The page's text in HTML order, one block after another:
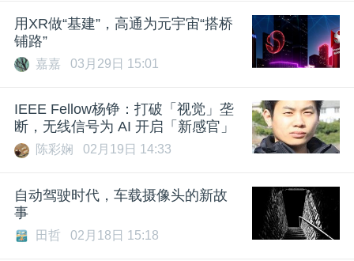
用XR做“基建”，高通为元宇宙“搭桥
铺路”
嘉嘉 03月29日 15:01
IEEE Fellow杨铮：打破「视觉」垄
断，无线信号为 AI 开启「新感官」
陈彩娴 02月19日 14:33
自动驾驶时代，车载摄像头的新故
事
田哲 02月18日 15:18